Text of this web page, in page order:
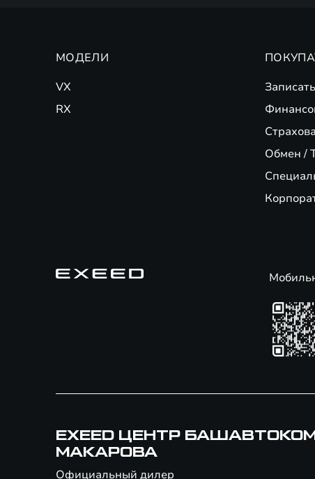
МОДЕЛИ
VX
RX
Обмен /
EXEED ЦЕНТР БАШАВТОКОМ
МАКАРОВА
Официальный дилер